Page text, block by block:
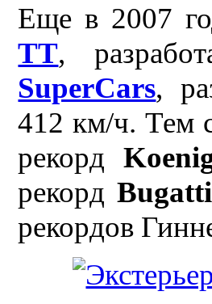
Еще в 2007
TT,
SuperCars,
412 км/ч. Тем
рекорд
рекорд
рекордов